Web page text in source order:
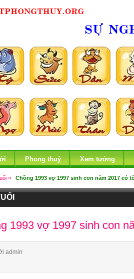
Phong thuỷ Xem tướng
» Chồng 1993 vợ 1997 sinh con năm 2017 có
1993 vợ 1997 sinh con
admin